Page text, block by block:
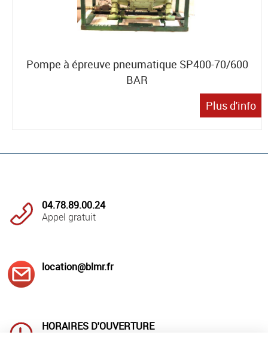
Pompe à épreuve pneumatique SP400-70/600
BAR
Plus d'info
04.78.89.00.24
Appel gratuit
location@blmr.fr
HORAIRES D'OUVERTURE